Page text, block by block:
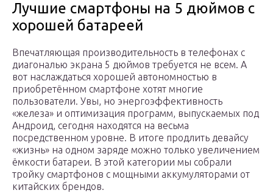
Лучшие смартфоны на 5 дюймов с
хорошей батареей
Впечатляющая производительность в телефонах с
диагональю экрана 5 дюймов требуется не всем. А
вот наслаждаться хорошей автономностью в
приобретённом смартфоне хотят многие
пользователи. Увы, но энергоэффективность
«железа» и оптимизация программ, выпускаемых под
Андроид, сегодня находятся на весьма
посредственном уровне. В итоге продлить девайсу
«жизнь» на одном заряде можно только увеличением
ёмкости батареи. В этой категории мы собрали
тройку смартфонов с мощными аккумуляторами от
китайских брендов.